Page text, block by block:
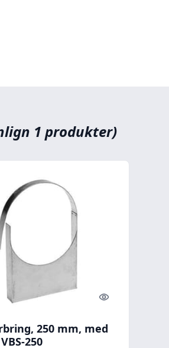
1 produkter)
Quick look
250 mm, med
250